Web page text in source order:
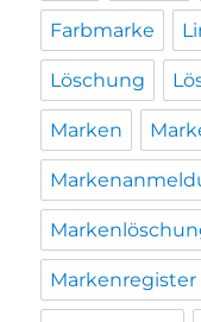
Farbmarke
Löschung
Marken
Markenregister